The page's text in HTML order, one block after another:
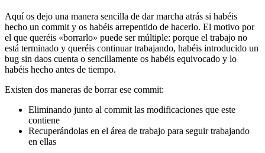
Aquí os dejo una manera sencilla de dar marcha atrás si habéis
hecho un commit y os habéis arrepentido de hacerlo. El motivo por
el que queréis «borrarlo» puede ser múltiple: porque el trabajo no
está terminado y queréis continuar trabajando, habéis introducido un
bug sin daos cuenta o sencillamente os habéis equivocado y lo
habéis hecho antes de tiempo.
Existen dos maneras de borrar ese commit:
Eliminando junto al commit las modificaciones que este
contiene
Recuperándolas en el área de trabajo para seguir trabajando
en ellas